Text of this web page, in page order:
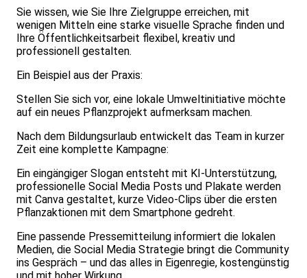
Sie wissen, wie Sie Ihre Zielgruppe erreichen, mit
wenigen Mitteln eine starke visuelle Sprache finden und
Ihre Öffentlichkeitsarbeit flexibel, kreativ und
professionell gestalten.
Ein Beispiel aus der Praxis:
Stellen Sie sich vor, eine lokale Umweltinitiative möchte
auf ein neues Pflanzprojekt aufmerksam machen.
Nach dem Bildungsurlaub entwickelt das Team in kurzer
Zeit eine komplette Kampagne:
Ein eingängiger Slogan entsteht mit KI-Unterstützung,
professionelle Social Media Posts und Plakate werden
mit Canva gestaltet, kurze Video-Clips über die ersten
Pflanzaktionen mit dem Smartphone gedreht.
Eine passende Pressemitteilung informiert die lokalen
Medien, die Social Media Strategie bringt die Community
ins Gespräch – und das alles in Eigenregie, kostengünstig